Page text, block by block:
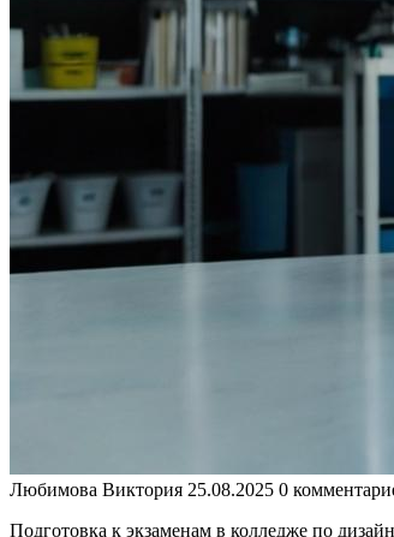
Любимова Виктория 25.08.2025 0
Подготовка к экзаменам в колледже по